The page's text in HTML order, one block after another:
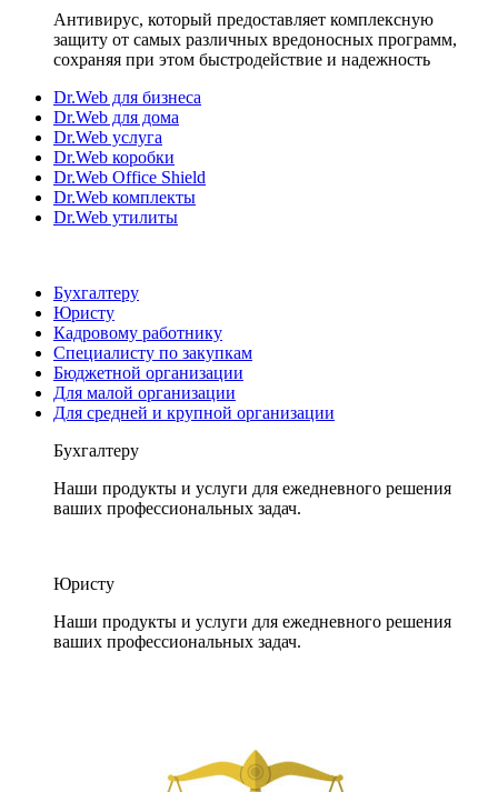
Антивирус, который предоставляет комплексную
защиту от самых различных вредоносных программ,
сохраняя при этом быстродействие и надежность
Dr.Web для бизнеса
Dr.Web для дома
Dr.Web услуга
Dr.Web коробки
Dr.Web Office Shield
Dr.Web комплекты
Dr.Web утилиты
Бухгалтеру
Юристу
Кадровому работнику
Специалисту по закупкам
Бюджетной организации
Для малой организации
Для средней и крупной организации
Бухгалтеру
Наши продукты и услуги для ежедневного решения
ваших профессиональных задач.
Юристу
Наши продукты и услуги для ежедневного решения
ваших профессиональных задач.